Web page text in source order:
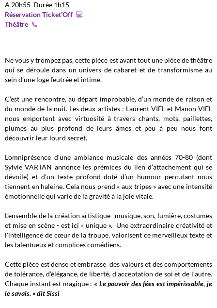
A 20h55 Durée 1h15
Réservation Ticket'Off 💻
Théâtre 📞
Ne vous y trompez pas, cette pièce est avant tout une pièce de théâtre
qui se déroule dans un univers de cabaret et de transformisme au
sein d’une loge feutrée et intime.
C’est une rencontre, au départ improbable, d’un monde de raison et
du monde de la nuit. Les deux artistes : Laurent VIEL et Manon VIEL
nous emportent avec virtuosité à travers chants, mots, paillettes,
plumes au plus profond de leurs âmes et peu à peu nous font
découvrir leur lourd secret.
L’omniprésence d’une ambiance musicale des années 70-80 (dont
Sylvie VARTAN annonce les prémices du lien d’attachement qui se
dévoile) et d’un texte profond doté d’un humour percutant nous
tiennent en haleine. Cela nous prend « aux tripes » avec une intensité
émotionnelle qui varie de la gravité à la joie vitale.
L’ensemble de la création artistique -musique, son, lumière, costumes
et mise en scène - est ici « unique ». Une extraordinaire créativité et
l'intelligence de cœur de la troupe, valorisent ce merveilleux texte et
les talentueux et complices comédiens.
Cette pièce est dense et embrasse des valeurs et des comportements
de tolérance, d’élégance, de liberté, d’acceptation de soi et de l’autre.
Chaque instant est magique : « Le pouvoir des fées est impérissable, je
le savais. » dit Sissi